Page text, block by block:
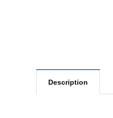
Description